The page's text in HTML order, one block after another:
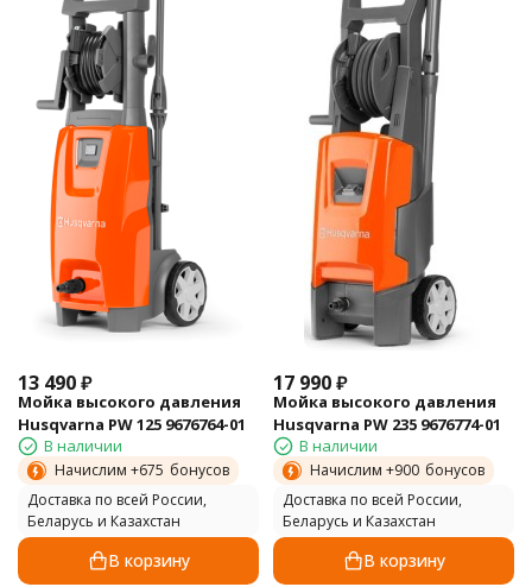
13 490₽
Мойка высокого давления
Husqvarna PW 125 9676764-01
В наличии
Начислим +675 бонусов
Доставка по всей России,
Беларусь и Казахстан
В корзину
17 990₽
Мойка высокого давления
Husqvarna PW 235 9676774-01
В наличии
Начислим +900 бонусов
Доставка по всей России,
Беларусь и Казахстан
В корзину